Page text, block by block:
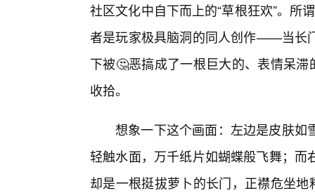
社区文化中自下而上的“草根狂欢”。所
者是玩家极具脑洞的同人创作——当长
下被🤔恶搞成了一根巨大的、表情呆
收拾。
想象一下这个画面：左边是皮肤如
轻触水面，万千纸片如蝴蝶般飞舞；
却是一根挺拔萝卜的长门，正襟危坐